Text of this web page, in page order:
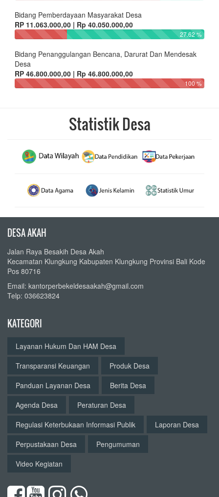
Bidang Pemberdayaan Masyarakat Desa
RP 11.063.000,00 | Rp 40.050.000,00
27.62 %
Bidang Penanggulangan Bencana, Darurat Dan Mendesak
Desa
RP 46.800.000,00 | Rp 46.800.000,00
100 %
Statistik Desa
DESA AKAH
Jalan Raya Besakih Desa Akah
Kecamatan Klungkung Kabupaten Klungkung Provinsi Bali Kode
Pos 80716
Email: kantorperbekeldesaakah@gmail.com
Telp: 036623824
KATEGORI
Layanan Hukum Dan HAM Desa
Transparansi Keuangan
Produk Desa
Panduan Layanan Desa
Berita Desa
Agenda Desa
Peraturan Desa
Regulasi Keterbukaan Informasi Publik
Laporan Desa
Perpustakaan Desa
Pengumuman
Video Kegiatan